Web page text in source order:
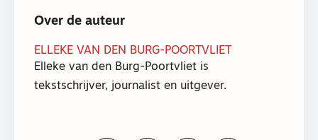
Over de auteur
ELLEKE VAN DEN BURG-POORTVLIET
Elleke van den Burg-Poortvliet is
tekstschrijver, journalist en uitgever.